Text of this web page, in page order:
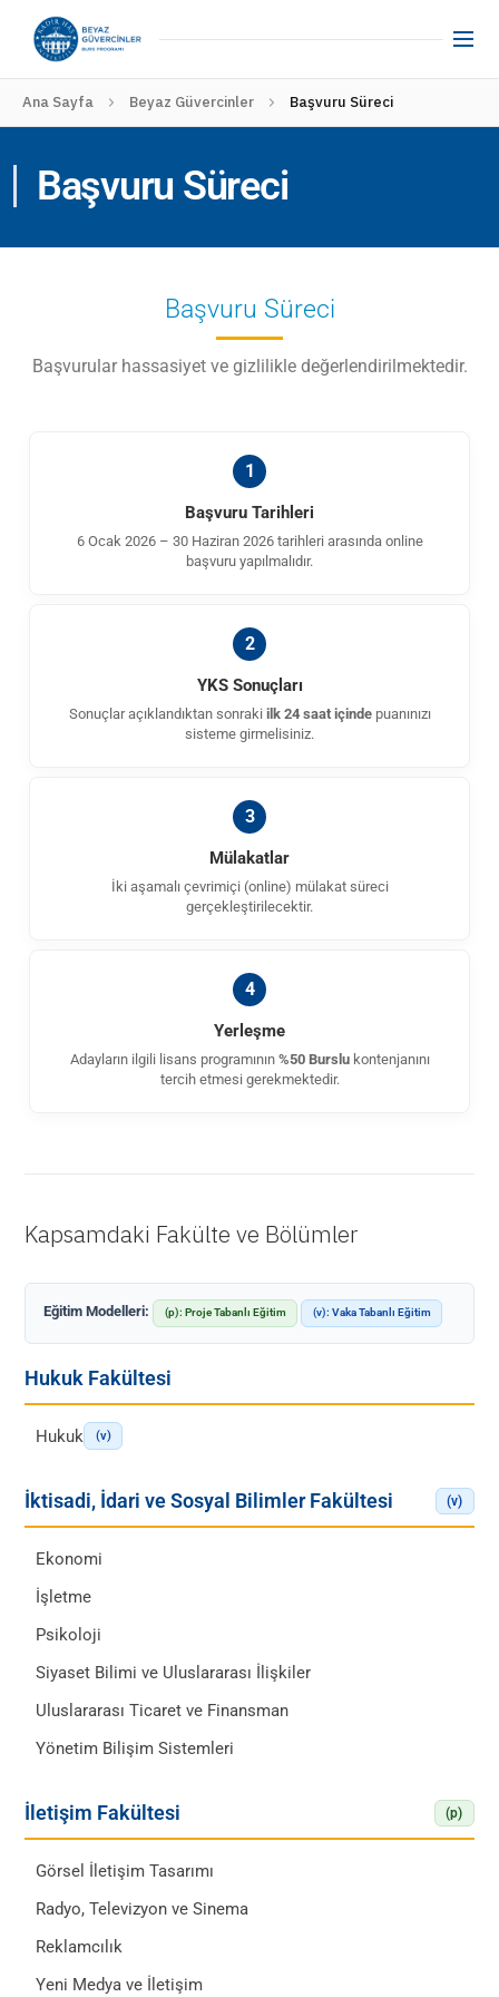
Ana Sayfa Beyaz Güvercinler Başvuru Süreci
Başvuru Süreci
Başvuru Süreci
Başvurular hassasiyet ve gizlilikle değerlendirilmektedir.
1
Başvuru Tarihleri
6 Ocak 2026 – 30 Haziran 2026 tarihleri arasında online
başvuru yapılmalıdır.
2
YKS Sonuçları
Sonuçlar açıklandıktan sonraki ilk 24 saat içindepuanınızı
sisteme girmelisiniz.
3
Mülakatlar
İki aşamalı çevrimiçi (online) mülakat süreci
gerçekleştirilecektir.
4
Yerleşme
Adayların ilgili lisans programının %50 Burslukontenjanını
tercih etmesi gerekmektedir.
Kapsamdaki Fakülte ve Bölümler
Eğitim Modelleri: (p): Proje Tabanlı Eğitim (v): Vaka Tabanlı Eğitim
Hukuk Fakültesi
Hukuk (v)
İktisadi, İdari ve Sosyal Bilimler Fakültesi (v)
Ekonomi
İşletme
Psikoloji
Siyaset Bilimi ve Uluslararası İlişkiler
Uluslararası Ticaret ve Finansman
Yönetim Bilişim Sistemleri
İletişim Fakültesi (p)
Görsel İletişim Tasarımı
Radyo, Televizyon ve Sinema
Reklamcılık
Yeni Medya ve İletişim